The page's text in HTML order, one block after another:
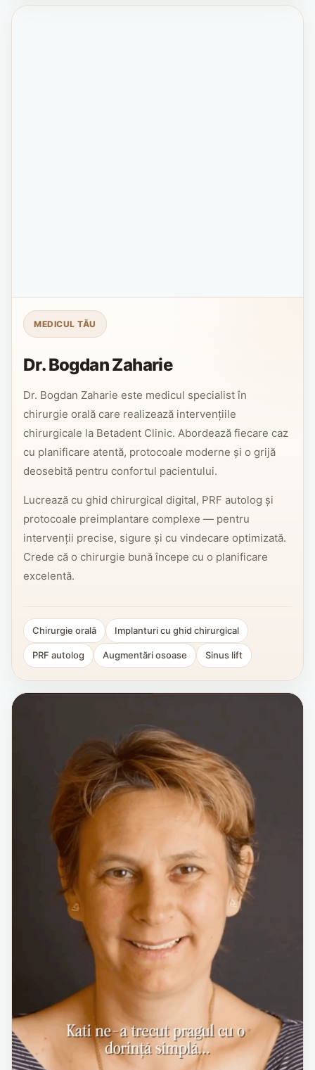
MEDICUL TĂU
Dr. Bogdan Zaharie
Dr. Bogdan Zaharie este medicul specialist în
chirurgie orală care realizează intervențiile
chirurgicale la Betadent Clinic. Abordează fiecare caz
cu planificare atentă, protocoale moderne și o grijă
deosebită pentru confortul pacientului.
Lucrează cu ghid chirurgical digital, PRF autolog și
protocoale preimplantare complexe — pentru
intervenții precise, sigure și cu vindecare optimizată.
Crede că o chirurgie bună începe cu o planificare
excelentă.
Chirurgie orală Implanturi cu ghid chirurgical
PRF autolog Augmentări osoase Sinus lift